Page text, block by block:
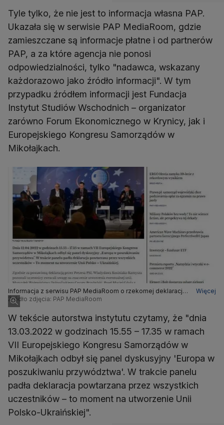
Tyle tylko, że nie jest to informacja własna PAP.
Ukazała się w serwisie PAP MediaRoom, gdzie
zamieszczane są informacje płatne i od partnerów
PAP, a za które agencja nie ponosi
odpowiedzialności, tylko "nadawca, wskazany
każdorazowo jako źródło informacji". W tym
przypadku źródłem informacji jest Fundacja
Instytut Studiów Wschodnich – organizator
zarówno Forum Ekonomicznego w Krynicy, jak i
Europejskiego Kongresu Samorządów w
Mikołajkach.
Informacja z serwisu PAP MediaRoom o rzekomej deklaracji
w sprawie Unii Polsko-Ukraińskiej
Więcej
Źródło zdjęcia: PAP MediaRoom
W tekście autorstwa instytutu czytamy, że "dnia
13.03.2022 w godzinach 15.55 – 17.35 w ramach
VII Europejskiego Kongresu Samorządów w
Mikołajkach odbył się panel dyskusyjny 'Europa w
poszukiwaniu przywództwa'. W trakcie panelu
padła deklaracja powtarzana przez wszystkich
uczestników – to moment na utworzenie Unii
Polsko-Ukraińskiej".